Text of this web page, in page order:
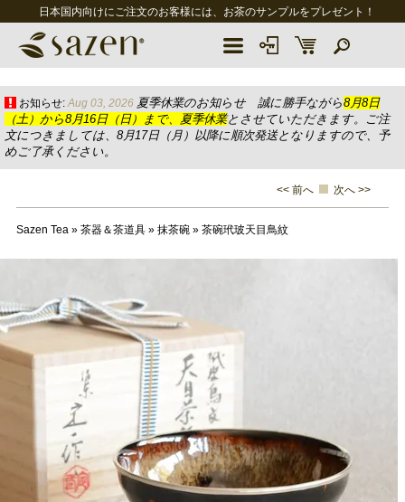
日本国内向けにご注文のお客様には、お茶のサンプルをプレゼント！
お知らせ: Aug 03, 2026 夏季休業のお知らせ 誠に勝手ながら8月8日
（土）から8月16日（日）まで、夏季休業とさせていただきます。ご注
文につきましては、8月17日（月）以降に順次発送となりますので、予
めご了承ください。
<< 前へ 次へ >>
Sazen Tea» 茶器＆茶道具» 抹茶碗» 茶碗玳玻天目鳥紋